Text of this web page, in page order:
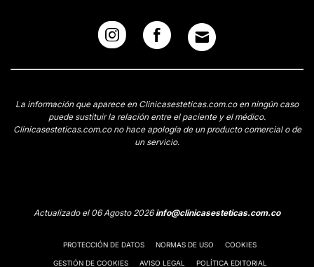
La información que aparece en Clinicasesteticas.com.co en ningún caso
puede sustituir la relación entre el paciente y el médico.
Clinicasesteticas.com.co no hace apología de un producto comercial o de
un servicio.
Actualizado el 06 Agosto 2026info@clinicasesteticas.com.co
PROTECCIÓN DE DATOS NORMAS DE USO COOKIES
GESTIÓN DE COOKIES AVISO LEGAL POLÍTICA EDITORIAL